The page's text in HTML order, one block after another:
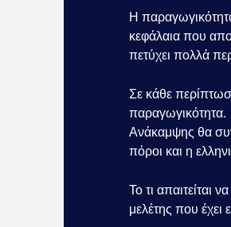
Η
κεφάλαια που
πετύχει πολλά
Σε κάθε
παραγωγικότητα.
Ανάκαμψης θα
πόροι και η
Το τι απαιτείται
μελέτης που έχει